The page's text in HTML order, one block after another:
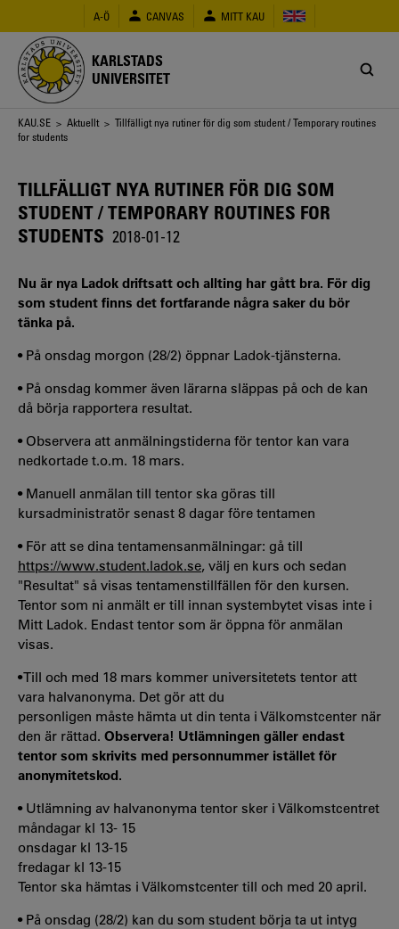
huvudinnehåll
A-Ö CANVAS MITT KAU
KARLSTADS
UNIVERSITET
Länkstig
KAU.SE > Aktuellt > Tillfälligt nya rutiner för dig som student / Temporary routines
for students
TILLFÄLLIGT NYA RUTINER FÖR DIG SOM
STUDENT / TEMPORARY ROUTINES FOR
STUDENTS 2018-01-12
Nu är nya Ladok driftsatt och allting har gått bra. För dig
som student finns det fortfarande några saker du bör
tänka på.
• På onsdag morgon (28/2) öppnar Ladok-tjänsterna.
• På onsdag kommer även lärarna släppas på och de kan
då börja rapportera resultat.
• Observera att anmälningstiderna för tentor kan vara
nedkortade t.o.m. 18 mars.
• Manuell anmälan till tentor ska göras till
kursadministratör senast 8 dagar före tentamen
• För att se dina tentamensanmälningar: gå till
https://www.student.ladok.se, välj en kurs och sedan
"Resultat" så visas tentamenstillfällen för den kursen.
Tentor som ni anmält er till innan systembytet visas inte i
Mitt Ladok. Endast tentor som är öppna för anmälan
visas.
• Till och med 18 mars kommer universitetets tentor att
vara halvanonyma. Det gör att du
personligen måste hämta ut din tenta i Välkomstcenter när
den är rättad. Observera! Utlämningen gäller endast
tentor som skrivits med personnummer istället för
anonymitetskod.
• Utlämning av halvanonyma tentor sker i Välkomstcentret
måndagar kl 13- 15
onsdagar kl 13-15
fredagar kl 13-15
Tentor ska hämtas i Välkomstcenter till och med 20 april.
• På onsdag (28/2) kan du som student börja ta ut intyg